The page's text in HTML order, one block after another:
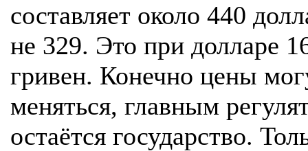
составляет около 440
не 329. Это при долларе
гривен. Конечно цены
меняться, главным
остаётся государство.